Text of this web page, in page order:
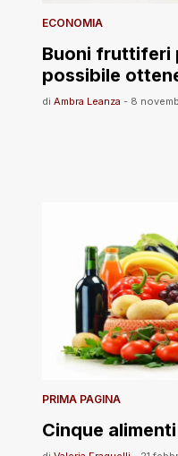
ECONOMIA
Buoni fruttiferi
possibile
di Ambra Leanza - 8
PRIMA PAGINA
Cinque